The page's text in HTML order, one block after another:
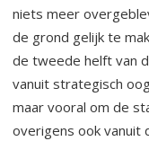
niets meer
de grond gelijk te
de tweede helft van
vanuit strategisch
maar vooral om de
overigens ook vanuit